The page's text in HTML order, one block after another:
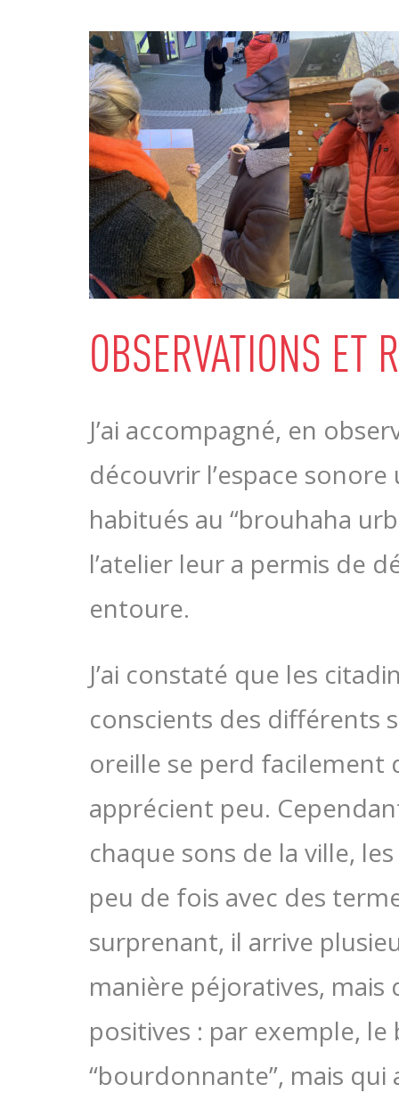
OBSERVATIONS ET
J’ai accompagné, en
découvrir l’espace
habitués au “brouhaha
l’atelier leur a permis de
entoure.
J’ai constaté que les
conscients des différents
oreille se perd facilement
apprécient peu.
chaque sons de la ville,
peu de fois avec des
surprenant, il arrive
manière péjoratives, mais
positives : par exemple,
“bourdonnante”, mais qui